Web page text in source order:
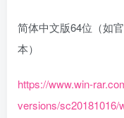
简体中文版64位（如
本）
https://www.win-
versions/sc20181016/